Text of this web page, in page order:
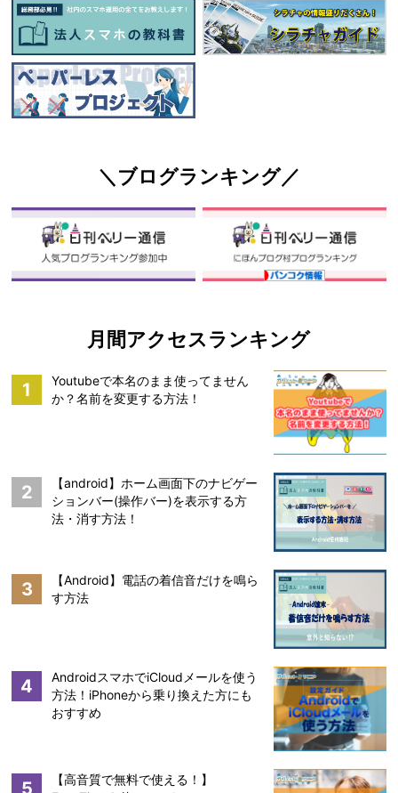
＼ブログランキング／
月間アクセスランキング
1
Youtubeで本名のまま使ってません
か？名前を変更する方法！
2
【android】ホーム画面下のナビゲー
ションバー(操作バー)を表示する方
法・消す方法！
3
【Android】電話の着信音だけを鳴ら
す方法
4
AndroidスマホでiCloudメールを使う
方法！iPhoneから乗り換えた方にも
おすすめ
5
【高音質で無料で使える！】